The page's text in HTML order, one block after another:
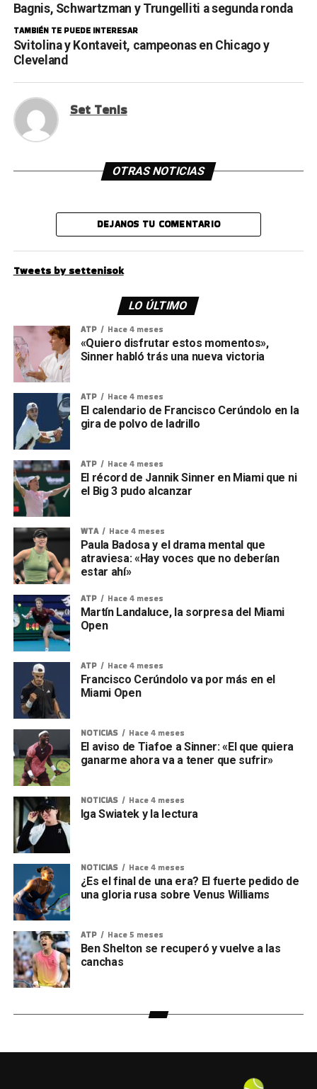
Bagnis, Schwartzman y Trungelliti a segunda ronda
TAMBIÉN TE PUEDE INTERESAR
Svitolina y Kontaveit, campeonas en Chicago y
Cleveland
Set Tenis
OTRAS NOTICIAS
DEJANOS TU COMENTARIO
Tweets by settenisok
LO ÚLTIMO
ATP Hace 4 meses
«Quiero disfrutar estos momentos»,
Sinner habló trás una nueva victoria
ATP Hace 4 meses
El calendario de Francisco Cerúndolo en la
gira de polvo de ladrillo
ATP Hace 4 meses
El récord de Jannik Sinner en Miami que ni
el Big 3 pudo alcanzar
WTA Hace 4 meses
Paula Badosa y el drama mental que
atraviesa: «Hay voces que no deberían
estar ahí»
ATP Hace 4 meses
Martín Landaluce, la sorpresa del Miami
Open
ATP Hace 4 meses
Francisco Cerúndolo va por más en el
Miami Open
NOTICIAS Hace 4 meses
El aviso de Tiafoe a Sinner: «El que quiera
ganarme ahora va a tener que sufrir»
NOTICIAS Hace 4 meses
Iga Swiatek y la lectura
NOTICIAS Hace 4 meses
¿Es el final de una era? El fuerte pedido de
una gloria rusa sobre Venus Williams
ATP Hace 5 meses
Ben Shelton se recuperó y vuelve a las
canchas